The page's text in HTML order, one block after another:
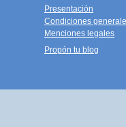
Presentación
Condiciones
Menciones legales
Propón tu blog